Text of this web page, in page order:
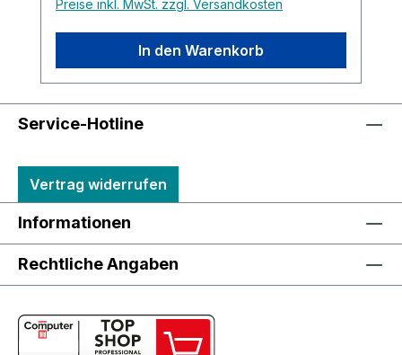
Preise inkl. MwSt. zzgl. Versandkosten
In den Warenkorb
Service-Hotline
Vertrag widerrufen
Informationen
Rechtliche Angaben